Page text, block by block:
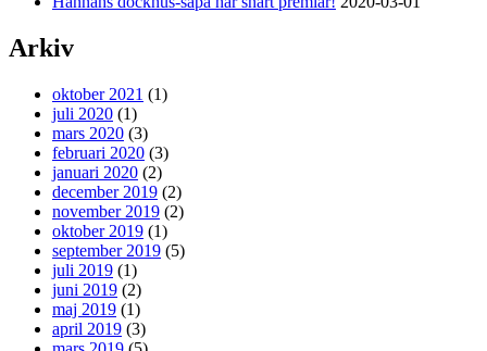
Arkiv
oktober 2021 (1)
juli 2020 (1)
mars 2020 (3)
februari 2020 (3)
januari 2020 (2)
december 2019 (2)
november 2019 (2)
oktober 2019 (1)
september 2019 (5)
juli 2019 (1)
juni 2019 (2)
maj 2019 (1)
april 2019 (3)